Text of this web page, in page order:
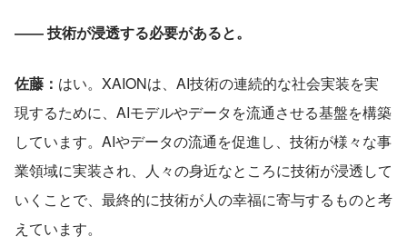
―― 技術が浸透する必要があると。
佐藤： はい。XAIONは、AI技術の連続的な社会実装を実
現するために、AIモデルやデータを流通させる基盤を構築
しています。AIやデータの流通を促進し、技術が様々な事
業領域に実装され、人々の身近なところに技術が浸透して
いくことで、最終的に技術が人の幸福に寄与するものと考
えています。